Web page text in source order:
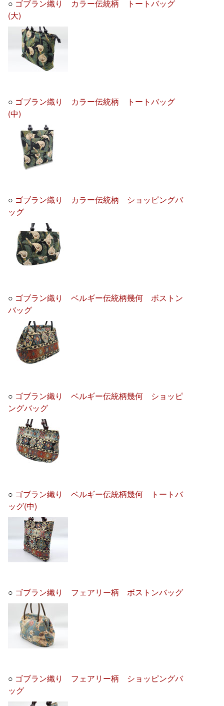
○ ゴブラン織り カラー伝統柄 トートバッグ
(大)
○ ゴブラン織り カラー伝統柄 トートバッグ
(中)
○ ゴブラン織り カラー伝統柄 ショッピングバ
ッグ
○ ゴブラン織り ベルギー伝統柄幾何 ボストン
バッグ
○ ゴブラン織り ベルギー伝統柄幾何 ショッピ
ングバッグ
○ ゴブラン織り ベルギー伝統柄幾何 トートバ
ッグ(中)
○ ゴブラン織り フェアリー柄 ボストンバッグ
○ ゴブラン織り フェアリー柄 ショッピングバ
ッグ